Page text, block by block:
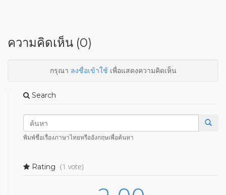
ความคิดเห็น (0)
กรุณา ลงชื่อเข้าใช้เพื่อแสดงความคิดเห็น
Search
พิมพ์ชื่อเรื่องภาษาไทยหรืออังกฤษเพื่อค้นหา
Rating (1 vote)